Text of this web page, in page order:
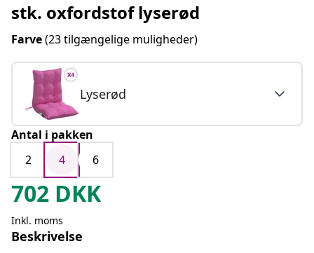
stk. oxfordstof lyserød
Farve(23 tilgængelige muligheder)
Lyserød
Antal i pakken
2
4 6
702 DKK
Inkl. moms
Beskrivelse